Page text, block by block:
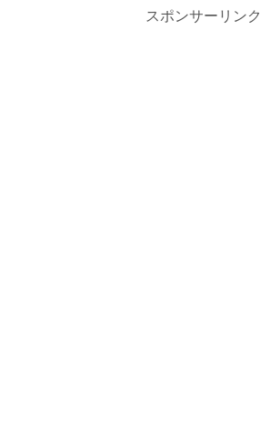
スポンサーリンク